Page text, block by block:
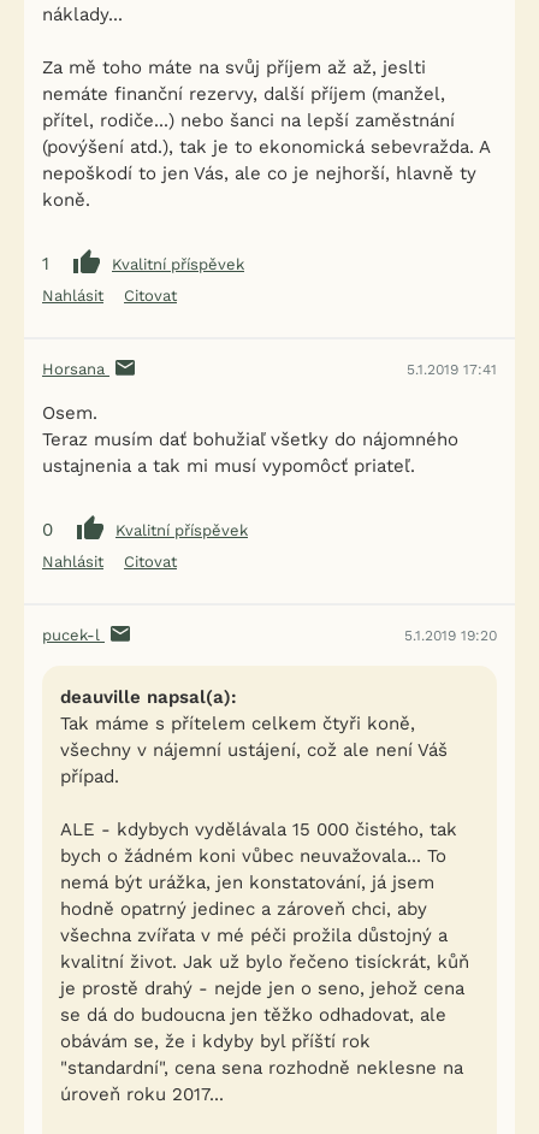
náklady...
Za mě toho máte na svůj příjem až až, jeslti
nemáte finanční rezervy, další příjem (manžel,
přítel, rodiče...) nebo šanci na lepší zaměstnání
(povýšení atd.), tak je to ekonomická sebevražda. A
nepoškodí to jen Vás, ale co je nejhorší, hlavně ty
koně.
1
Kvalitní příspěvek
Nahlásit
Citovat
Horsana 5.1.2019 17:41
Osem.
Teraz musím dať bohužiaľ všetky do nájomného
ustajnenia a tak mi musí vypomôcť priateľ.
0
Kvalitní příspěvek
Nahlásit
Citovat
pucek-l 5.1.2019 19:20
deauville napsal(a):
Tak máme s přítelem celkem čtyři koně,
všechny v nájemní ustájení, což ale není Váš
případ.
ALE - kdybych vydělávala 15 000 čistého, tak
bych o žádném koni vůbec neuvažovala... To
nemá být urážka, jen konstatování, já jsem
hodně opatrný jedinec a zároveň chci, aby
všechna zvířata v mé péči prožila důstojný a
kvalitní život. Jak už bylo řečeno tisíckrát, kůň
je prostě drahý - nejde jen o seno, jehož cena
se dá do budoucna jen těžko odhadovat, ale
obávám se, že i kdyby byl příští rok
"standardní", cena sena rozhodně neklesne na
úroveň roku 2017...